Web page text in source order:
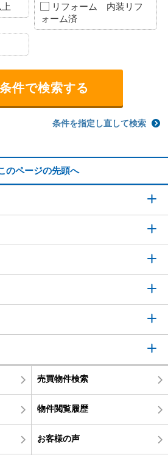
リフォーム 内装リフ
ォーム済
条件を指定し直して検索
のページの先頭へ
売買物件検索
物件閲覧履歴
お客様の声